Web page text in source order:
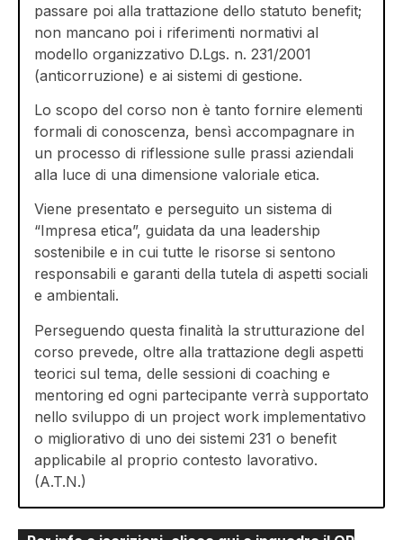
passare poi alla trattazione dello statuto benefit;
non mancano poi i riferimenti normativi al
modello organizzativo D.Lgs. n. 231/2001
(anticorruzione) e ai sistemi di gestione.
Lo scopo del corso non è tanto fornire elementi
formali di conoscenza, bensì accompagnare in
un processo di riflessione sulle prassi aziendali
alla luce di una dimensione valoriale etica.
Viene presentato e perseguito un sistema di
“Impresa etica”, guidata da una leadership
sostenibile e in cui tutte le risorse si sentono
responsabili e garanti della tutela di aspetti sociali
e ambientali.
Perseguendo questa finalità la strutturazione del
corso prevede, oltre alla trattazione degli aspetti
teorici sul tema, delle sessioni di coaching e
mentoring ed ogni partecipante verrà supportato
nello sviluppo di un project work implementativo
o migliorativo di uno dei sistemi 231 o benefit
applicabile al proprio contesto lavorativo.
(A.T.N.)